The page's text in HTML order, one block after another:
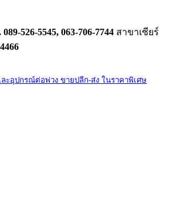
089-526-5545, 063-706-7744 สาขาเซียร์
ะอุปกรณ์ต่อพ่วง ขายปลีก-ส่ง ในราคาพิเศษ